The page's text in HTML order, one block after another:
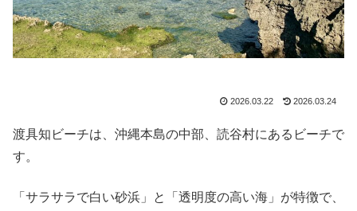
2026.03.22 2026.03.24
渡具知ビーチは、沖縄本島の中部、読谷村にあるビーチで
す。
「サラサラで白い砂浜」と「透明度の高い海」が特徴で、